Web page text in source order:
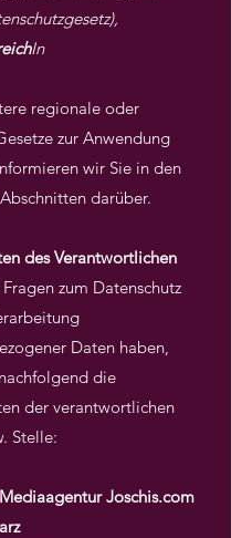
In
regionale oder
zur Anwendung
wir Sie in den
darüber.
des Verantwortlichen
zum Datenschutz
Daten haben,
die
der verantwortlichen
Stelle:
Joschis.com